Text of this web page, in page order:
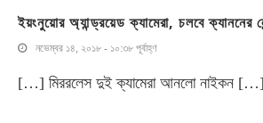
ইয়ংনুয়োর অ্যান্ড্রয়েড ক্যামেরা, চলবে
নভেম্বর ১৪, ২০১৮ - ১০:৩৮ পূর্বাহ্ণ
[…] মিররলেস দুই ক্যামেরা আনলো নাইকন […]